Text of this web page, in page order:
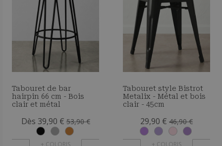
Tabouret de bar
hairpin 66 cm - Bois
clair et métal
Dès 39,90 € 53,90 €
+ COLORIS
Tabouret style Bistrot
Metalix - Métal et bois
clair - 45cm
29,90 € 46,90 €
+ COLORIS